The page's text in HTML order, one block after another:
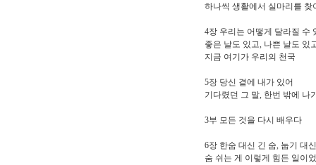
하나씩 생활에서 실마리를 찾
4장 우리는 어떻게 달라질 수
좋은 날도 있고, 나쁜 날도 있
지금 여기가 우리의 천국
5장 당신 곁에 내가 있어
기다렸던 그 말, 한번 밖에 나
3부 모든 것을 다시 배우다
6장 한숨 대신 긴 숨, 눕기 대
숨 쉬는 게 이렇게 힘든 일이